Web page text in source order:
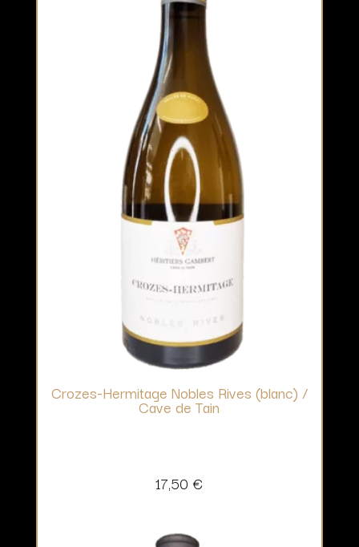
Crozes-Hermitage Nobles Rives (blanc) /
Cave de Tain
17,50 €